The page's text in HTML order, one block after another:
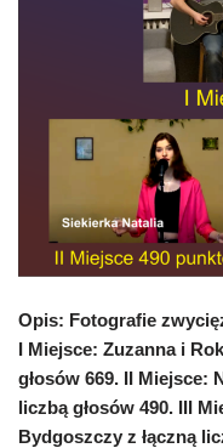
Opis: Fotografie
I Miejsce: Zuzanna i
głosów 669. II Miejsce:
liczbą głosów 490. III
Bydgoszczy z łączną